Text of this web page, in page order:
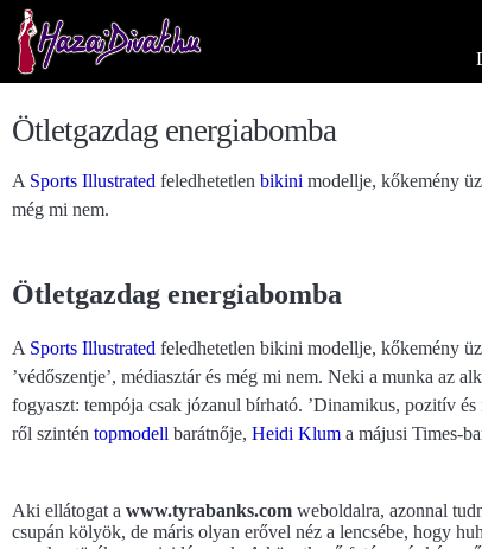
Ötletgazdag energiabomba
A Sports Illustrated feledhetetlen bikini modellje, kőkemény
még mi nem.
Ötletgazdag energiabomba
A Sports Illustrated feledhetetlen bikini modellje, kőkemény
’védőszentje’, médiasztár és még mi nem. Neki a munka az
fogyaszt: tempója csak józanul bírható. ’Dinamikus, pozitív
ről szintén topmodell barátnője, Heidi Klum a májusi Times-
Aki ellátogat a www.tyrabanks.com weboldalra, azonnal
csupán kölyök, de máris olyan erővel néz a lencsébe, hogy